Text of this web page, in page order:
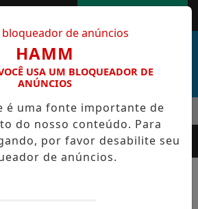
ELEIÇÃO DO GOL MAIS BONITO
MENU
HAMM
USA UM BLOQUEADOR DE
ANÚNCIOS
é uma fonte importante de
do nosso conteúdo. Para
por favor desabilite seu
de anúncios.